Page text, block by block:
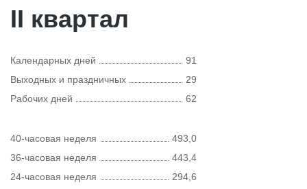
II квартал
Календарных дней
91
Выходных и праздничных
29
Рабочих дней
62
40-часовая неделя
493,0
36-часовая неделя
443,4
24-часовая неделя
294,6